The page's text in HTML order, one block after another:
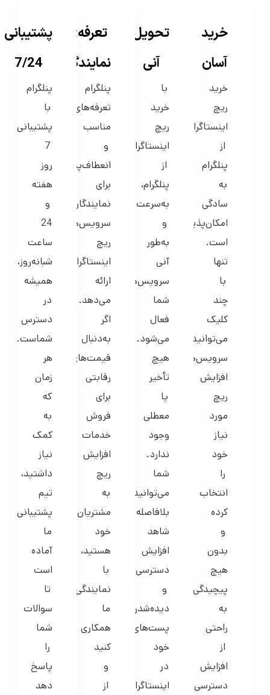
خرید
آسان
خرید
ریچ
اینستاگرام
از
پنلگرام
به
سادگی
امکان‌پذیر
است.
تنها
با
چند
کلیک
می‌توانید
سرویس‌های
افزایش
ریچ
مورد
نیاز
خود
را
انتخاب
کرده
و
بدون
هیچ
پیچیدگی،
به
راحتی
از
افزایش
دسترسی
تحویل
آنی
با
خرید
ریچ
اینستاگرام
از
پنلگرام،
به‌سرعت
و
به‌طور
آنی
سرویس‌های
شما
فعال
می‌شود.
هیچ
تأخیر
یا
معطلی
وجود
ندارد.
شما
می‌توانید
بلافاصله
شاهد
افزایش
دسترسی
و
دیده‌شدن
پست‌های
خود
در
اینستاگرام
تعرفه‌ی
نمایندگی
پنلگرام
تعرفه‌های
مناسب
و
انعطاف‌پذیری
برای
نمایندگان
سرویس‌های
ریچ
اینستاگرام
ارائه
می‌دهد.
اگر
به‌دنبال
قیمت‌های
رقابتی
برای
فروش
خدمات
افزایش
ریچ
به
مشتریان
خود
هستید،
با
نمایندگی
ما
همکاری
کنید
و
از
پشتیبانی
7/24
پنلگرام
با
پشتیبانی
7
روز
هفته
و
24
ساعت
شبانه‌روز،
همیشه
در
دسترس
شماست.
هر
زمان
که
به
کمک
نیاز
داشتید،
تیم
پشتیبانی
ما
آماده
است
تا
سوالات
شما
را
پاسخ
دهد